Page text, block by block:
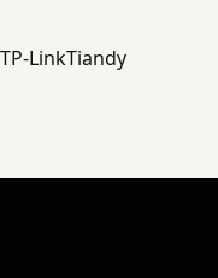
TP-LinkTiandy